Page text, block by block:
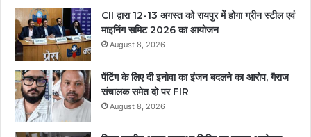
CII द्वारा 12-13 अगस्त को रायपुर में होगा ग्रीन स्टील एवं
माइनिंग समिट 2026 का आयोजन
August 8, 2026
पेंटिंग के लिए दी इनोवा का इंजन बदलने का आरोप, गैराज
संचालक समेत दो पर FIR
August 8, 2026